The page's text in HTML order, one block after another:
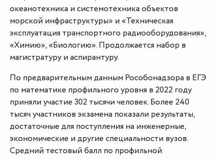
океанотехника и системотехника объектов
морской инфраструктуры» и «Техническая
эксплуатация транспортного радиооборудования»,
«Химию», «Биологию». Продолжается набор в
магистратуру и аспирантуру.
По предварительным данным Рособонадзора в ЕГЭ
по математике профильного уровня в 2022 году
приняли участие 302 тысячи человек. Более 240
тысяч участников экзамена показали результаты,
достаточные для поступления на инженерные,
экономические и другие специальности вузов.
Средний тестовый балл по профильной